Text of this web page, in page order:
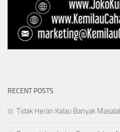
RECENT POSTS
Tidak Heran Kalau Banyak